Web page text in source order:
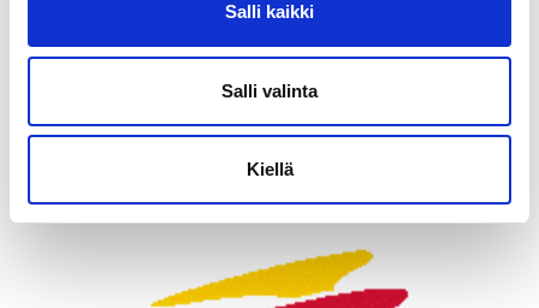
Salli kaikki
Salli valinta
Kiellä
Uinti
ADDITIONAL INFORMATION
04573457785